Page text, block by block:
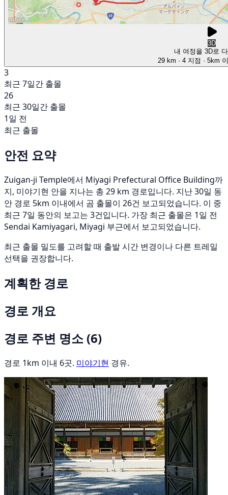
3D
내 여정을 3D로
29 km · 4 지점 · 5km
3
최근 7일간 출몰
26
최근 30일간 출몰
1일 전
최근 출몰
안전 요약
Zuigan-ji Temple에서 Miyagi Prefectural Office Building까
지, 미야기현 안을 지나는 총 29 km 경로입니다. 지난 30일 동
안 경로 5km 이내에서 곰 출몰이 26건 보고되었습니다. 이 중
최근 7일 동안의 보고는 3건입니다. 가장 최근 출몰은 1일 전
Sendai Kamiyagari, Miyagi 부근에서 보고되었습니다.
최근 출몰 밀도를 고려할 때 출발 시간 변경이나 다른 트레일
선택을 권장합니다.
계획한 경로
경로 개요
경로 주변 명소 (6)
경로 1km 이내 6곳. 미야기현 경유.